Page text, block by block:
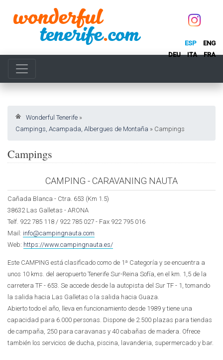
ESP
ENG
DEU
ITA FRA
Wonderful Tenerife »
Campings, Acampada, Albergues de Montaña » Campings
Campings
CAMPING - CARAVANING NAUTA
Cañada Blanca - Ctra. 653 (Km 1.5)
38632 Las Galletas - ARONA
Telf. 922 785 118 / 922 785 027 - Fax 922 795 016
Mail: info@campingnauta.com
Web: https://www.campingnauta.es/
Este CAMPING está clasificado como de 1ª Categoría y se encuentra a
unos 10 kms. del aeropuerto Tenerife Sur-Reina Sofía, en el km. 1,5 de la
carretera TF - 653. Se accede desde la autopista del Sur TF - 1, tomando
la salida hacia Las Galletas o la salida hacia Guaza.
Abierto todo el año, lleva en funcionamiento desde 1989 y tiene una
capacidad para 6.000 personas. Dispone de 2.500 plazas para tiendas
de campaña, 250 para caravanas y 40 cabañas de madera. Ofrece
también los servicios de ducha, piscina, lavanderia, supermercado y bar.